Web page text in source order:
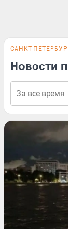
САНКТ-
Новости